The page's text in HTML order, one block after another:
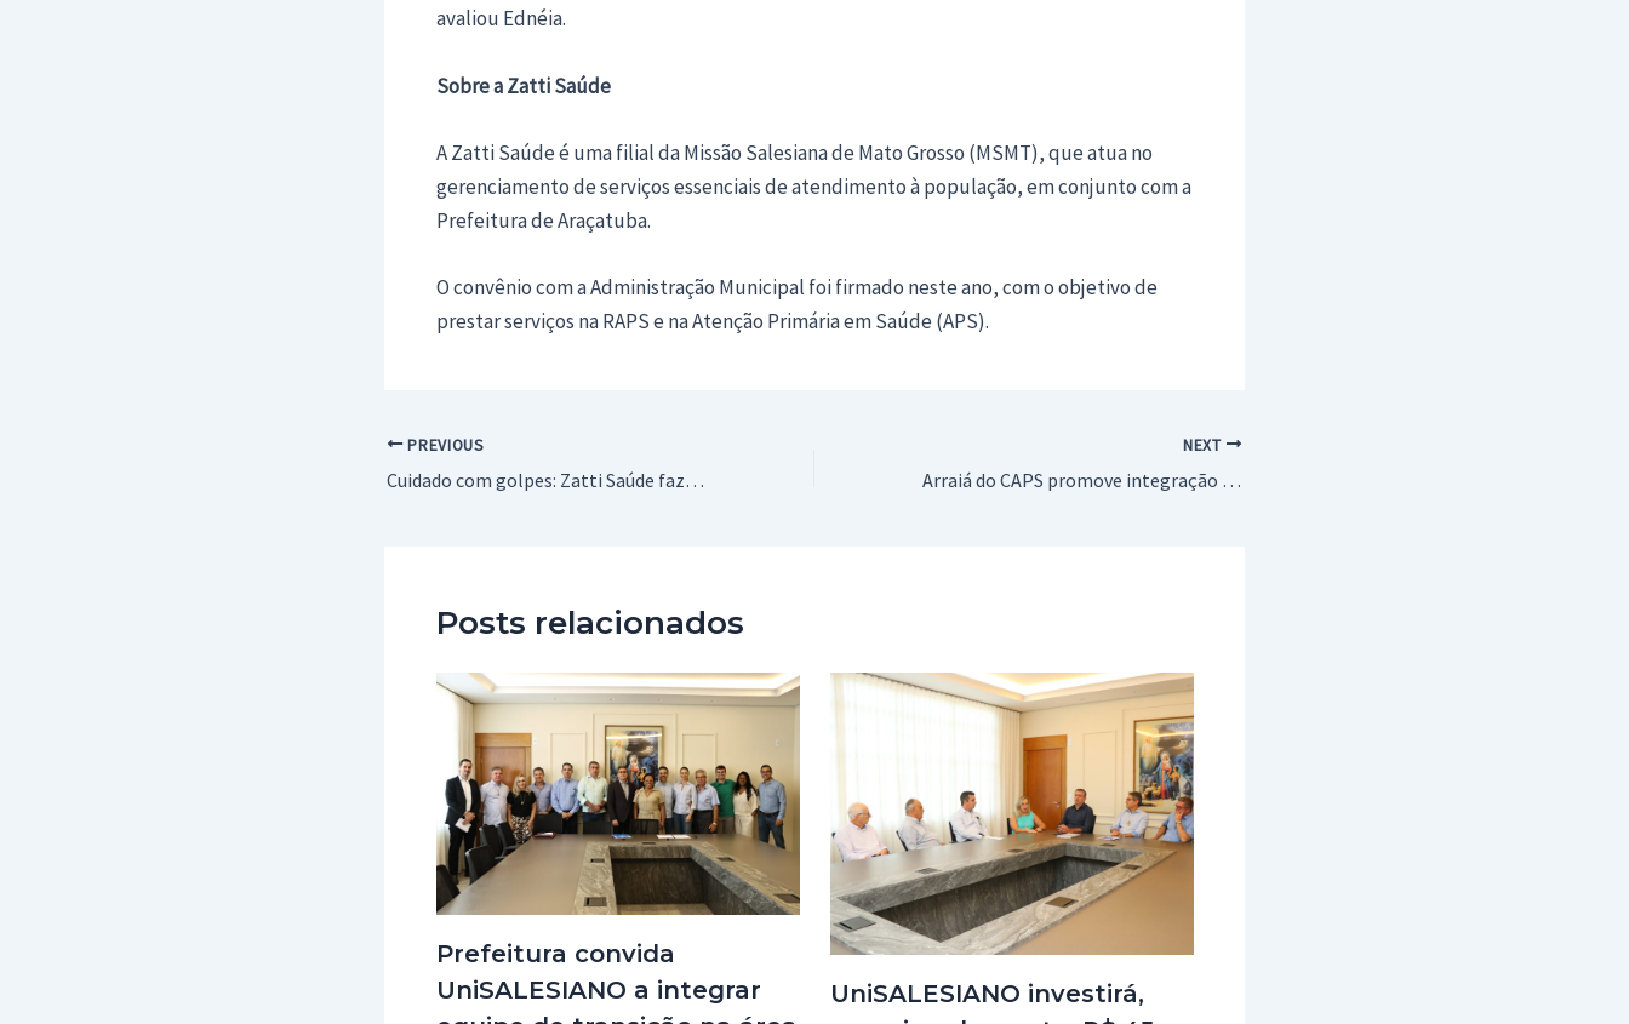
avaliou Ednéia.
Sobre a Zatti Saúde
A Zatti Saúde é uma filial da Missão Salesiana de Mato Grosso (MSMT), que atua no
gerenciamento de serviços essenciais de atendimento à população, em conjunto com a
Prefeitura de Araçatuba.
O convênio com a Administração Municipal foi firmado neste ano, com o objetivo de
prestar serviços na RAPS e na Atenção Primária em Saúde (APS).
Post
navigation
PREVIOUS
Cuidado com golpes: Zatti Saúde faz alerta
NEXT
Arraiá do CAPS promove integração e celebração em Araçatuba
Posts relacionados
Prefeitura convida
UniSALESIANO a integrar
UniSALESIANO investirá,